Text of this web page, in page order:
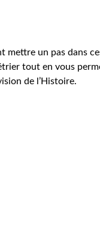
mettre un pas dans
tout en vous
de l’Histoire.